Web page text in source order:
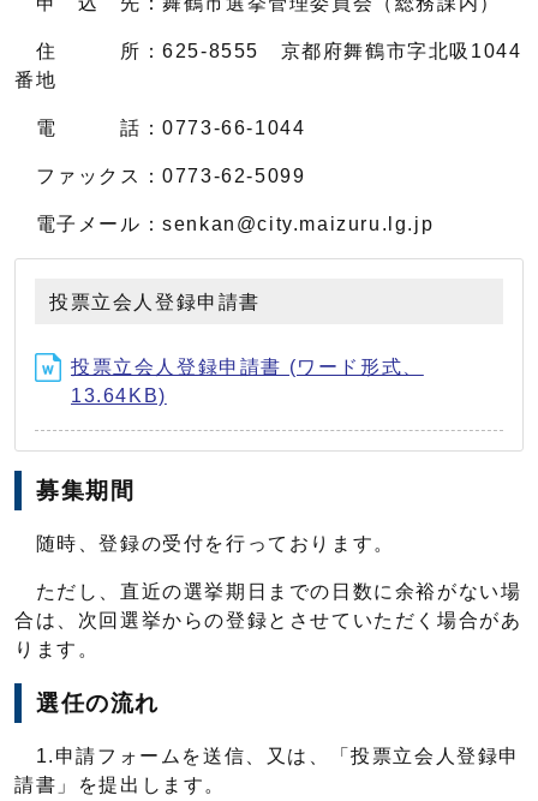
住 所：625-8555 京都府舞鶴市字北吸1044
番地
電 話：0773-66-1044
ファックス：0773-62-5099
電子メール：senkan@city.maizuru.lg.jp
投票立会人登録申請書
投票立会人登録申請書 (ワード形式、
13.64KB)
募集期間
随時、登録の受付を行っております。
ただし、直近の選挙期日までの日数に余裕がない場
合は、次回選挙からの登録とさせていただく場合があ
ります。
選任の流れ
1.申請フォームを送信、又は、「投票立会人登録申
請書」を提出します。